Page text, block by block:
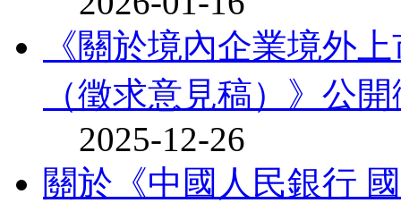
《關於境內企業境外
（徵求意見稿）》公
2025-12-26
關於《中國人民銀行